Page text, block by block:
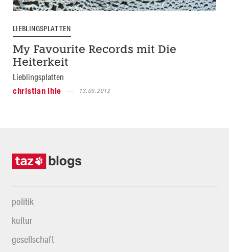
LIEBLINGSPLATTEN
My Favourite Records mit Die
Heiterkeit
Lieblingsplatten
christian ihle
13.09.2012
politik
kultur
gesellschaft